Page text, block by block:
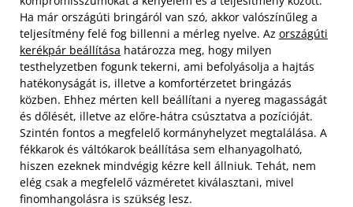
Ha már országúti bringáról van szó, akkor valószínűleg a
teljesítmény felé fog billenni a mérleg nyelve. Az országúti
kerékpár beállítása határozza meg, hogy milyen
testhelyzetben fogunk tekerni, ami befolyásolja a hajtás
hatékonyságát is, illetve a komfortérzetet bringázás
közben. Ehhez mérten kell beállítani a nyereg magasságát
és dőlését, illetve az előre-hátra csúsztatva a pozícióját.
Szintén fontos a megfelelő kormányhelyzet megtalálása. A
fékkarok és váltókarok beállítása sem elhanyagolható,
hiszen ezeknek mindvégig kézre kell állniuk. Tehát, nem
elég csak a megfelelő vázméretet kiválasztani, mivel
finomhangolásra is szükség lesz.